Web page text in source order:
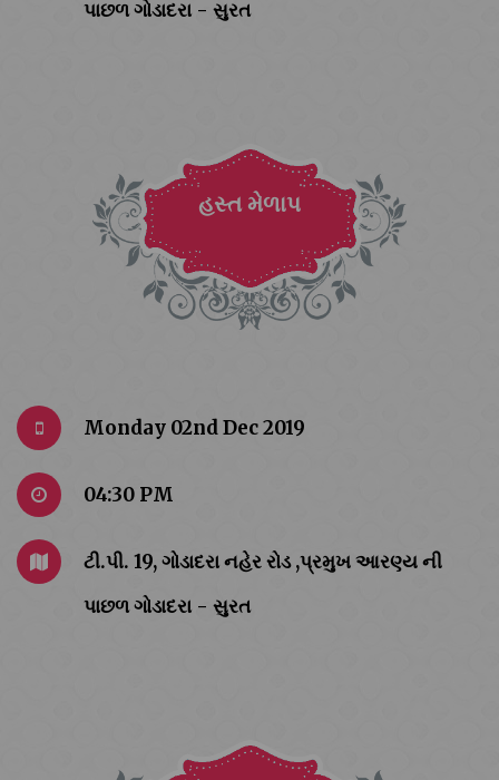
પાછળ ગોડાદરા - સુરત
હસ્ત મેળાપ
Monday 02nd Dec 2019
04:30 PM
ટી.પી. 19, ગોડાદરા નહેર રોડ ,પ્રમુખ આરણ્ય ની
પાછળ ગોડાદરા - સુરત